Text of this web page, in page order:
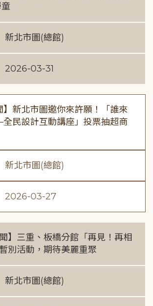
新北市圖(總館)
2026-03-31
】新北市圖邀你來許願！「誰來
民設計互動講座」投票抽超商
新北市圖(總館)
2026-03-27
聞】三重、板橋分館「再見！再相
別活動，期待美麗重聚
新北市圖(總館)